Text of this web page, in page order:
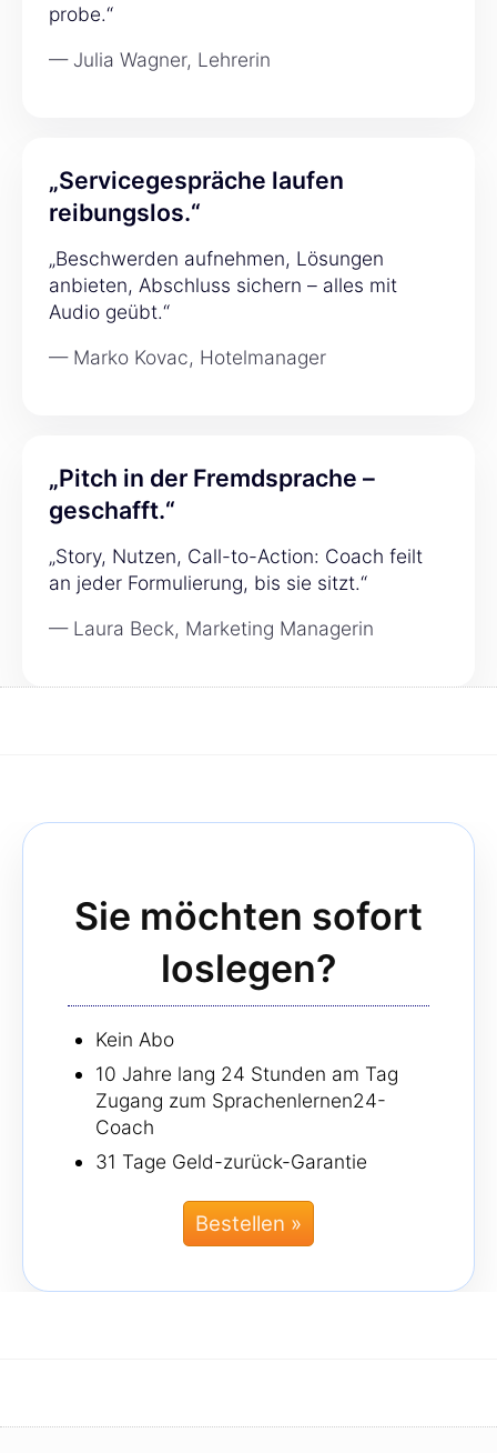
probe.“
— Julia Wagner, Lehrerin
„Servicegespräche laufen
reibungslos.“
„Beschwerden aufnehmen, Lösungen
anbieten, Abschluss sichern – alles mit
Audio geübt.“
— Marko Kovac, Hotelmanager
„Pitch in der Fremdsprache –
geschafft.“
„Story, Nutzen, Call-to-Action: Coach feilt
an jeder Formulierung, bis sie sitzt.“
— Laura Beck, Marketing Managerin
Sie möchten sofort
loslegen?
Kein Abo
10 Jahre lang 24 Stunden am Tag
Zugang zum Sprachenlernen24-
Coach
31 Tage Geld-zurück-Garantie
Bestellen »